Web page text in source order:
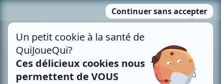
MENU
contenu